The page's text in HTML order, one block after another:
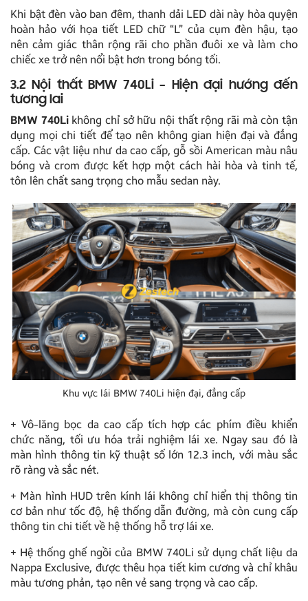
Khi bật đèn vào ban đêm, thanh dải LED dài này hòa quyện
hoàn hảo với họa tiết LED chữ “L” của cụm đèn hậu, tạo
nên cảm giác thân rộng rãi cho phần đuôi xe và làm cho
chiếc xe trở nên nổi bật hơn trong bóng tối.
3.2 Nội thất BMW 740Li – Hiện đại hướng đến
tương lai
BMW 740Likhông chỉ sở hữu nội thất rộng rãi mà còn tận
dụng mọi chi tiết để tạo nên không gian hiện đại và đẳng
cấp. Các vật liệu như da cao cấp, gỗ sồi American màu nâu
bóng và crom được kết hợp một cách hài hòa và tinh tế,
tôn lên chất sang trọng cho mẫu sedan này.
Khu vực lái BMW 740Li hiện đại, đẳng cấp
+ Vô-lăng bọc da cao cấp tích hợp các phím điều khiển
chức năng, tối ưu hóa trải nghiệm lái xe. Ngay sau đó là
màn hình thông tin kỹ thuật số lớn 12.3 inch, với màu sắc
rõ ràng và sắc nét.
+ Màn hình HUD trên kính lái không chỉ hiển thị thông tin
cơ bản như tốc độ, hệ thống dẫn đường, mà còn cung cấp
thông tin chi tiết về hệ thống hỗ trợ lái xe.
+ Hệ thống ghế ngồi của BMW 740Li sử dụng chất liệu da
Nappa Exclusive, được thêu họa tiết kim cương và chỉ khâu
màu tương phản, tạo nên vẻ sang trọng và cao cấp.